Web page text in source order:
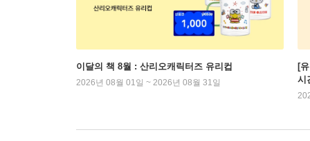
이달의 책 8월 : 산리오캐릭터즈 유리컵
2026년 08월 01일 ~ 2026년 08월 31일
[
시